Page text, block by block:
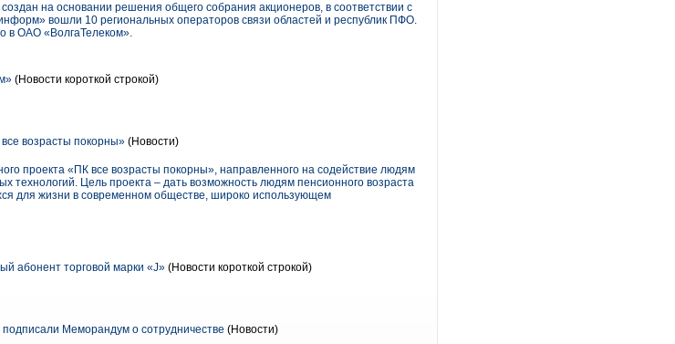
на основании решения общего собрания акционеров, в соответствии с
вошли 10 региональных операторов связи областей и республик ПФО.
в ОАО «ВолгаТелеком».
(Новости короткой строкой)
возрасты покорны» (Новости)
проекта «ПК все возрасты покорны», направленного на содействие людям
Цель проекта – дать возможность людям пенсионного возраста
для жизни в современном обществе, широко использующем
абонент торговой марки «J» (Новости короткой строкой)
Меморандум о сотрудничестве (Новости)